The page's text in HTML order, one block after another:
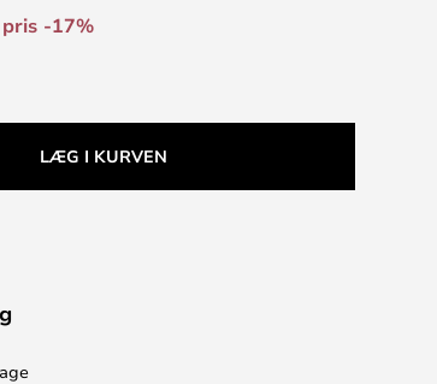
-17%
LÆG I KURVEN